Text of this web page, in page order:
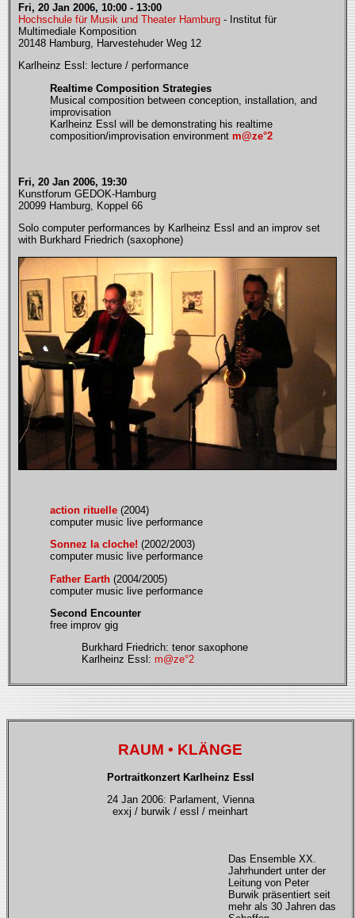
Fri, 20 Jan 2006, 10:00 - 13:00
Hochschule für Musik und Theater Hamburg - Institut für
Multimediale Komposition
20148 Hamburg, Harvestehuder Weg 12
Karlheinz Essl: lecture / performance
Realtime Composition Strategies
Musical composition between conception, installation, and
improvisation
Karlheinz Essl will be demonstrating his realtime
composition/improvisation environment m@ze°2
Fri, 20 Jan 2006, 19:30
Kunstforum GEDOK-Hamburg
20099 Hamburg, Koppel 66
Solo computer performances by Karlheinz Essl and an improv set
with Burkhard Friedrich (saxophone)
action rituelle (2004)
computer music live performance
Sonnez la cloche! (2002/2003)
computer music live performance
Father Earth (2004/2005)
computer music live performance
Second Encounter
free improv gig
Burkhard Friedrich: tenor saxophone
Karlheinz Essl: m@ze°2
RAUM • KLÄNGE
Portraitkonzert Karlheinz Essl
24 Jan 2006: Parlament, Vienna
exxj / burwik / essl / meinhart
Das Ensemble XX.
Jahrhundert unter der
Leitung von Peter
Burwik präsentiert seit
mehr als 30 Jahren das